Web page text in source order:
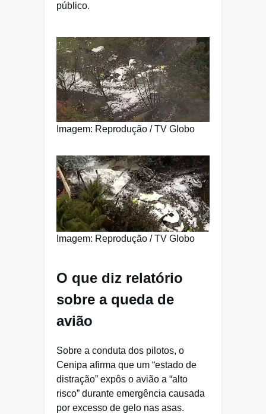
público.
Imagem: Reprodução / TV Globo
Imagem: Reprodução / TV Globo
O que diz relatório
sobre a queda de
avião
Sobre a conduta dos pilotos, o
Cenipa afirma que um “estado de
distração” expôs o avião a “alto
risco” durante emergência causada
por excesso de gelo nas asas.